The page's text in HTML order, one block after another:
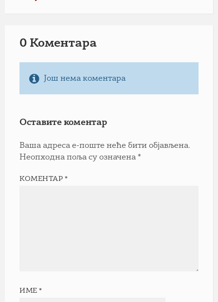
0 Коментарa
Још нема коментара
Оставите коментар
Ваша адреса е-поште неће бити објављена.
Неопходна поља су означена *
КОМЕНТАР*
ИМЕ*